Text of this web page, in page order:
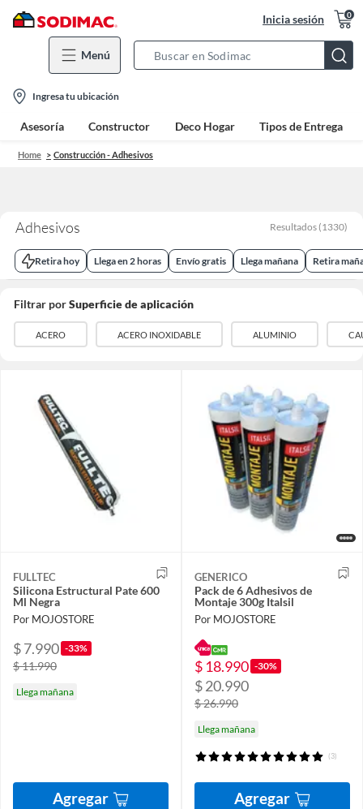
Inicia sesión 0
Menú
Bar
location-
icon
Ingresa tu ubicación
Asesoría Constructor Deco Hogar Tipos de Entrega
Home Construcción - Adhesivos
Adhesivos Resultados (1330)
Retira hoy Llega en 2 horas Envío gratis Llega mañana Retira
Filtrar porSuperficie de aplicación
ACERO ACERO INOXIDABLE ALUMINIO
FULLTEC
Silicona Estructural Pate 600
Ml Negra
Por MOJOSTORE
$ 7.990 -33%
$ 11.990
Llega mañana
Agregar
GENERICO
Pack de 6 Adhesivos de
Montaje 300g Italsil
Por MOJOSTORE
$ 18.990 -30%
$ 20.990
$ 26.990
Llega mañana
(3)
Agregar